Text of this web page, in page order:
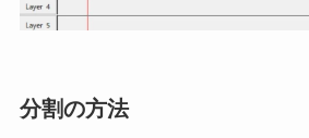
分割の方法